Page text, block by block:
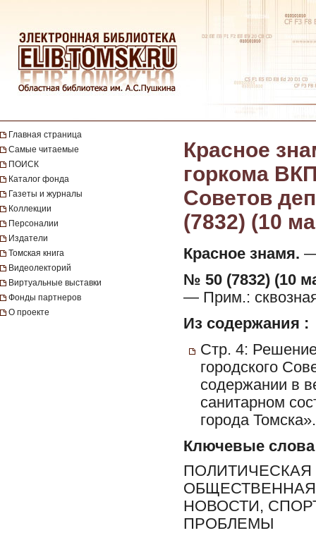
Главная страница
Самые читаемые
ПОИСК
Каталог фонда
Газеты и журналы
Коллекции
Персоналии
Издатели
Томская книга
Видеолекторий
Виртуальные выставки
Фонды партнеров
О проекте
Красное
горкома
Советов
(7832) (10
Красное знамя. —
№ 50 (7832) (10
— Прим.:
Из содержания :
Стр. 4:
городского
содержании в
санитарном
города Томска».
Ключевые слова
НОВОСТИ,
ПРОБЛЕМЫ